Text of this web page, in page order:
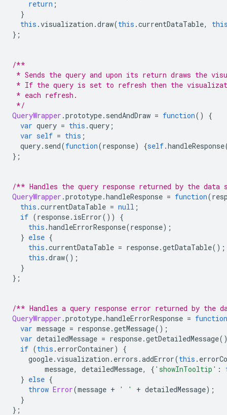
return ;
}
this .visualization .draw(this .currentDataTable,
};
/**
* Sends the query and upon its return draws the
* If the query is set to refresh then the
* each refresh.
*/
QueryWrapper .prototype. sendAndDraw = function()
{
var query = this .query ;
var self = this ;
query. send(function(response) {self.handleResponse
};
/** Handles the query response returned by the data
QueryWrapper .prototype.handleResponse = function(
this .currentDataTable = null ;
if (response. isError())
{
this .handleErrorResponse(response);
} else {
this .currentDataTable = response.getDataTable();
this .draw();
}
};
/** Handles a query response error returned by the
QueryWrapper .prototype.handleErrorResponse = function
var message = response.getMessage();
var detailedMessage = response.getDetailedMessage
if (this . errorContainer)
{
google.visualization . errors .addError(this .
message, detailedMessage, { 'showInTooltip' :
} else {
throw Error(message + ' ' + detailedMessage);
}
};